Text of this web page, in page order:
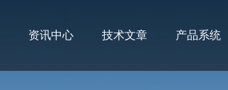
资讯中心 技术文章 产品系统